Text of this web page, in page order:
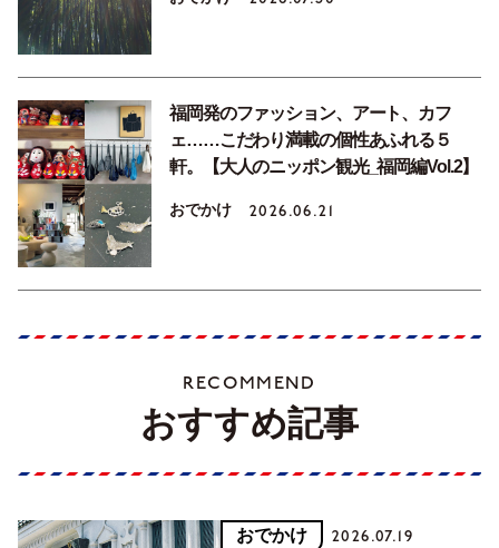
福岡発のファッション、アート、カフ
ェ……こだわり満載の個性あふれる５
軒。【大人のニッポン観光_福岡編Vol.2】
おでかけ 2026.06.21
RECOMMEND
おすすめ記事
おでかけ 2026.07.19